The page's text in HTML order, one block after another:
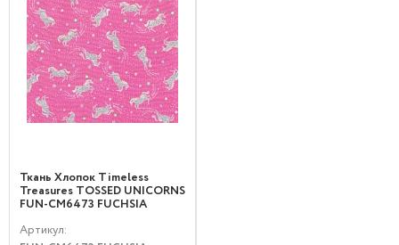
Ткань Хлопок Timeless
Treasures TOSSED UNICORNS
FUN-CM6473 FUCHSIA
Малиновый Серебро
Артикул: